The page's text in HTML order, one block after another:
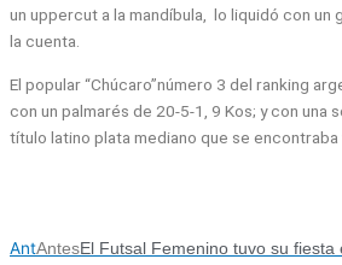
un uppercut a la mandíbula, lo liquidó con un
la cuenta.
El popular “Chúcaro”número 3 del ranking
con un palmarés de 20-5-1, 9 Kos; y con una
título latino plata mediano que se encontraba
AntAntesEl Futsal Femenino tuvo su fiesta